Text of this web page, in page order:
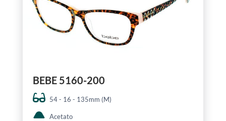
BEBE 5160-200
54 - 16 - 135mm (M)
Acetato